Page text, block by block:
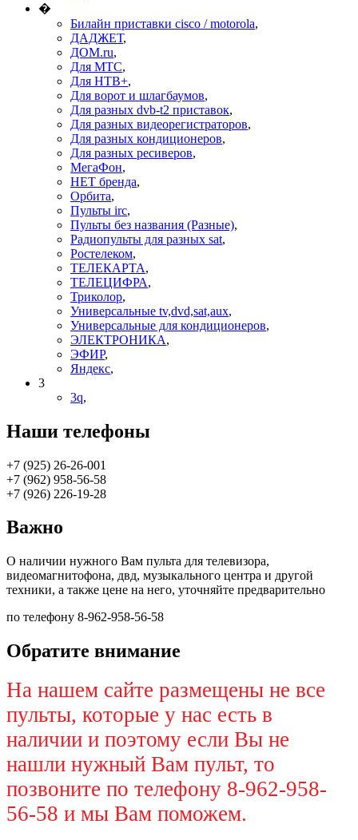
�
Билайн приставки cisco / motorola,
ДАДЖЕТ,
ДОМ.ru,
Для МТС,
Для НТВ+,
Для ворот и шлагбаумов,
Для разных dvb-t2 приставок,
Для разных видеорегистраторов,
Для разных кондиционеров,
Для разных ресиверов,
МегаФон,
НЕТ бренда,
Орбита,
Пульты irc,
Пульты без названия (Разные),
Радиопульты для разных sat,
Ростелеком,
ТЕЛЕКАРТА,
ТЕЛЕЦИФРА,
Триколор,
Универсальные tv,dvd,sat,aux,
Универсальные для кондиционеров,
ЭЛЕКТРОНИКА,
ЭФИР,
Яндекс,
3
3q,
Наши телефоны
+7 (925) 26-26-001
+7 (962) 958-56-58
+7 (926) 226-19-28
Важно
О наличии нужного Вам пульта для телевизора,
видеомагнитофона, двд, музыкального центра и другой
техники, а также цене на него, уточняйте предварительно
по телефону 8-962-958-56-58
Обратите внимание
На нашем сайте размещены не все
пульты, которые у нас есть в
наличии и поэтому если Вы не
нашли нужный Вам пульт, то
позвоните по телефону 8-962-958-
56-58 и мы Вам поможем.